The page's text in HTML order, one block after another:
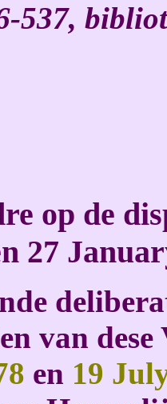
537,
op de
27
van
en 19